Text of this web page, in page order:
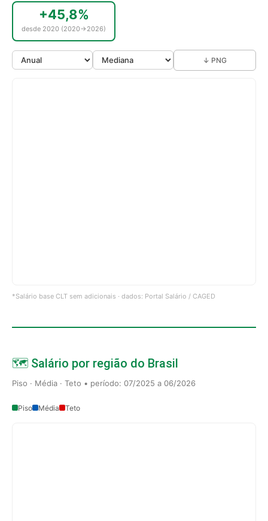
+45,8%
desde 2020 (2020→2026)
↓ PNG
*Salário base CLT sem adicionais · dados: Portal Salário / CAGED
🗺️ Salário por região do Brasil
Piso · Média · Teto • período: 07/2025 a 06/2026
Piso Média Teto